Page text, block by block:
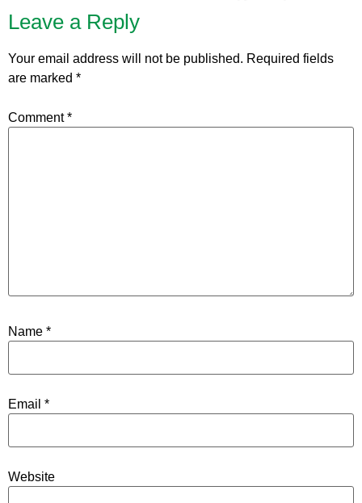
Leave a Reply
Your email address will not be published. Required fields
are marked *
Comment*
Name *
Email *
Website